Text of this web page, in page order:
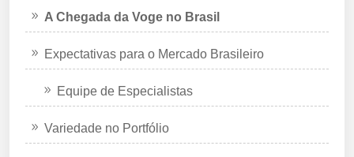
A Chegada da Voge no Brasil
Expectativas para o Mercado Brasileiro
Equipe de Especialistas
Variedade no Portfólio